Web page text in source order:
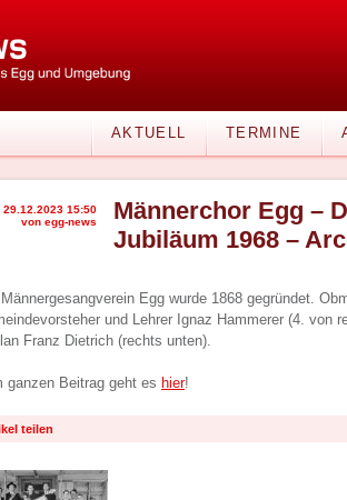
AKTUELL TERMINE
29.12.2023 15:50
von egg-news
Männerchor Egg –
Jubiläum 1968 –
Männergesangverein Egg wurde 1868 gegründet.
und Lehrer Ignaz Hammerer (4. von
Franz Dietrich (rechts unten).
ganzen Beitrag geht es hier!
teilen